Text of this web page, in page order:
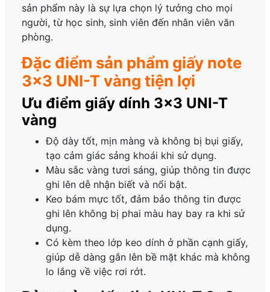
sản phẩm này là sự lựa chọn lý tưởng cho mọi
người, từ học sinh, sinh viên đến nhân viên văn
phòng.
Đặc điểm sản phẩm giấy note
3×3 UNI-T vàng tiện lợi
Ưu điểm giấy dính 3×3 UNI-T
vàng
Độ dày tốt, mịn màng và không bị bụi giấy,
tạo cảm giác sảng khoái khi sử dụng.
Màu sắc vàng tươi sáng, giúp thông tin được
ghi lên dễ nhận biết và nổi bật.
Keo bám mực tốt, đảm bảo thông tin được
ghi lên không bị phai màu hay bay ra khi sử
dụng.
Có kèm theo lớp keo dính ở phần cạnh giấy,
giúp dễ dàng gắn lên bề mặt khác mà không
lo lắng về việc rơi rớt.